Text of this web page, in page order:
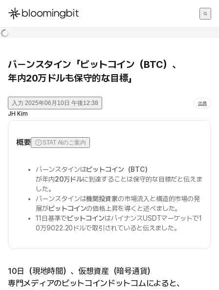
한국어
バーンスタイン「ビットコイン（BTC）、
年内20万ドルも保守的な目標」
入力 2025年06月10日 午後12:38 出典
JH Kim
概要 STAT AIのご案内
バーンスタインはビットコイン（BTC）
が年内20万ドルに到達することは保守的な目標だと伝えま
した。
バーンスタインは機関投資家の市場流入と構造的市場の発
展がビットコインの価格上昇を導くと述べました。
11日基準でビットコインはバイナンスUSDTマーケットで1
0万9022.20ドルで取引されていると伝えました。
10日（現地時間）、仮想資産（暗号通貨）
専門メディアのビットコインドットコムによると、